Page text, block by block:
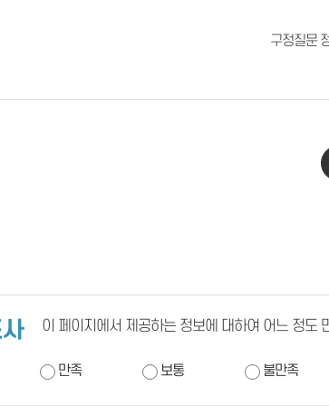
구정질문
이 페이지에서 제공하는 정보에 대하여 어느 정도
만족 보통 불만족